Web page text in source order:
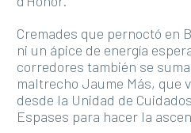
Cremades que pernoctó en
ni un ápice de energía
corredores también se
maltrecho Jaume Más, que
desde la Unidad de
Espases para hacer la